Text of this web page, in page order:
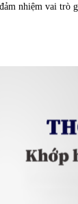
nhiệm vai trò